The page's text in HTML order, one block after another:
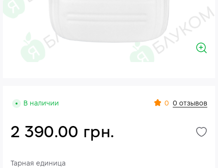
В наличии 0 0 отзывов
2 390.00 грн.
Тарная единица